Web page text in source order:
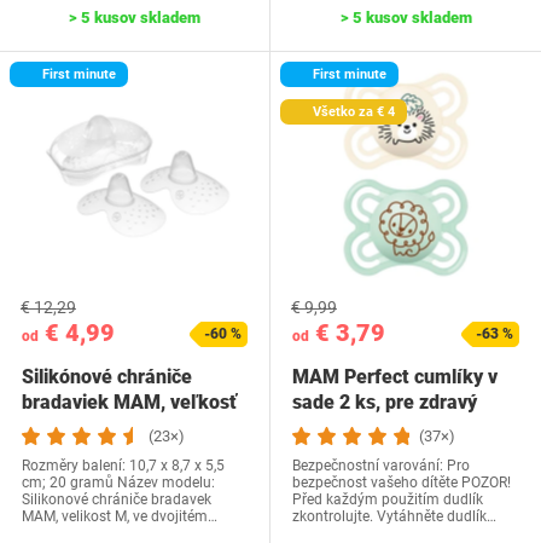
> 5 kusov skladem > 5 kusov skladem
First minute
od € 4,99
€ 12,29
-60 %
Silikónové chrániče
bradaviek MAM, veľkosť
M, so…
(23×)
Rozměry balení: 10,7 x 8,7 x 5,5
cm; 20 gramů Název modelu:
Silikonové chrániče bradavek
MAM, velikost M, ve dvojitém…
First minute
Všetko za € 4
od € 3,79
€ 9,99
-63 %
MAM Perfect cumlíky v
sade 2 ks, pre zdravý
vývoj zubov a…(37×)
Bezpečnostní varování: Pro
bezpečnost vašeho dítěte POZOR!
Před každým použitím dudlík
zkontrolujte. Vytáhněte dudlík…